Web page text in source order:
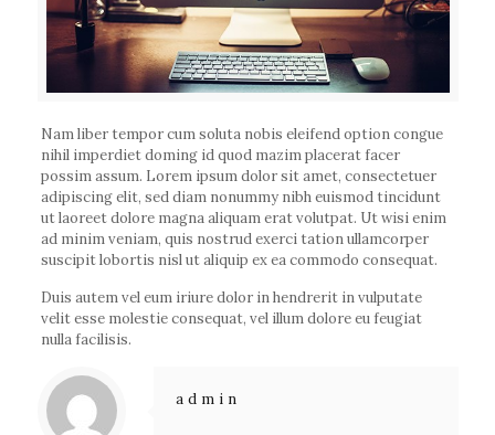
Nam liber tempor cum soluta nobis eleifend option congue
nihil imperdiet doming id quod mazim placerat facer
possim assum. Lorem ipsum dolor sit amet, consectetuer
adipiscing elit, sed diam nonummy nibh euismod tincidunt
ut laoreet dolore magna aliquam erat volutpat. Ut wisi enim
ad minim veniam, quis nostrud exerci tation ullamcorper
suscipit lobortis nisl ut aliquip ex ea commodo consequat.
Duis autem vel eum iriure dolor in hendrerit in vulputate
velit esse molestie consequat, vel illum dolore eu feugiat
nulla facilisis.
admin